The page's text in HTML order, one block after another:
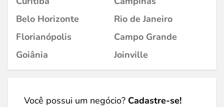
Belo Horizonte
Rio de Janeiro
Florianópolis
Campo Grande
Goiânia
Joinville
Você possui um negócio? Cadastre-se!